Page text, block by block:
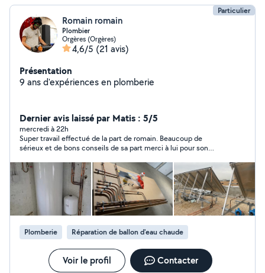
Particulier
Romain romain
Plombier
Orgères (Orgères)
4,6/5 (21 avis)
Présentation
9 ans d'expériences en plomberie
Dernier avis laissé par Matis : 5/5
mercredi à 22h
Super travail effectué de la part de romain. Beaucoup de
sérieux et de bons conseils de sa part merci à lui pour son
Plomberie Réparation de ballon d'eau chaude
Voir le profil Contacter